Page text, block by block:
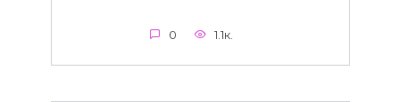
0 1.1к.